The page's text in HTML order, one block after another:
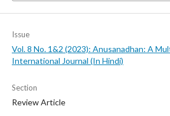
Issue
Vol. 8 No. 1&2 (2023): Anusanadhan: A
International Journal (In Hindi)
Section
Review Article